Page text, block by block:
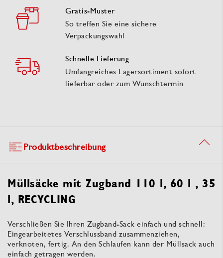
Gratis-Muster
So treffen Sie eine sichere
Verpackungswahl
Schnelle Lieferung
Umfangreiches Lagersortiment sofort
lieferbar oder zum Wunschtermin
Produktbeschreibung
Müllsäcke mit Zugband 110 l, 60 l , 35
l, RECYCLING
Verschließen Sie Ihren Zugband-Sack einfach und schnell:
Eingearbeitetes Verschlussband zusammenziehen,
verknoten, fertig. An den Schlaufen kann der Müllsack auch
einfach getragen werden.